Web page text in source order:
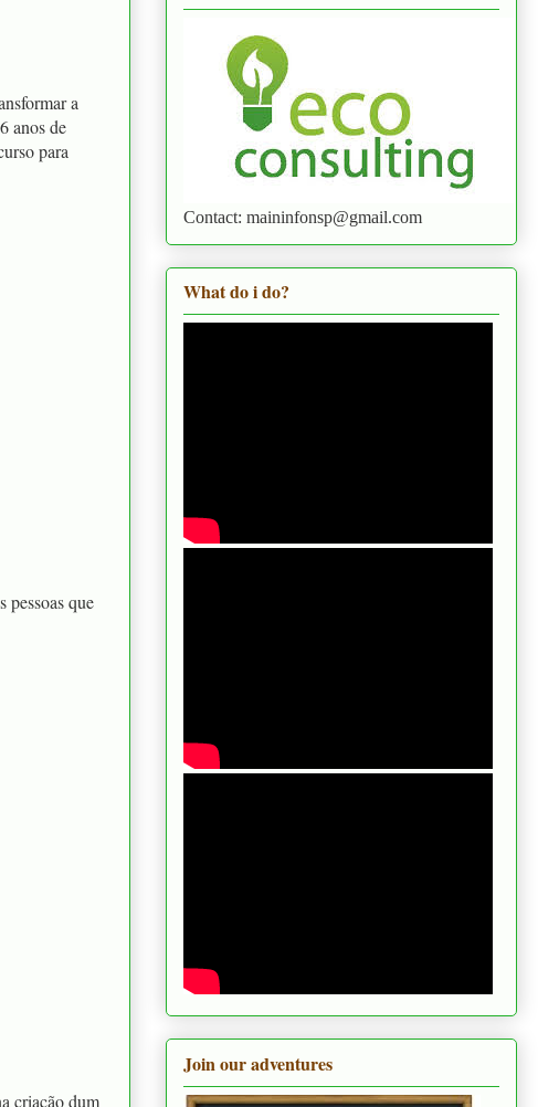
a
anos de
para
pessoas que
criação dum
Contact: maininfonsp@gmail.com
What do i do?
Join our adventures